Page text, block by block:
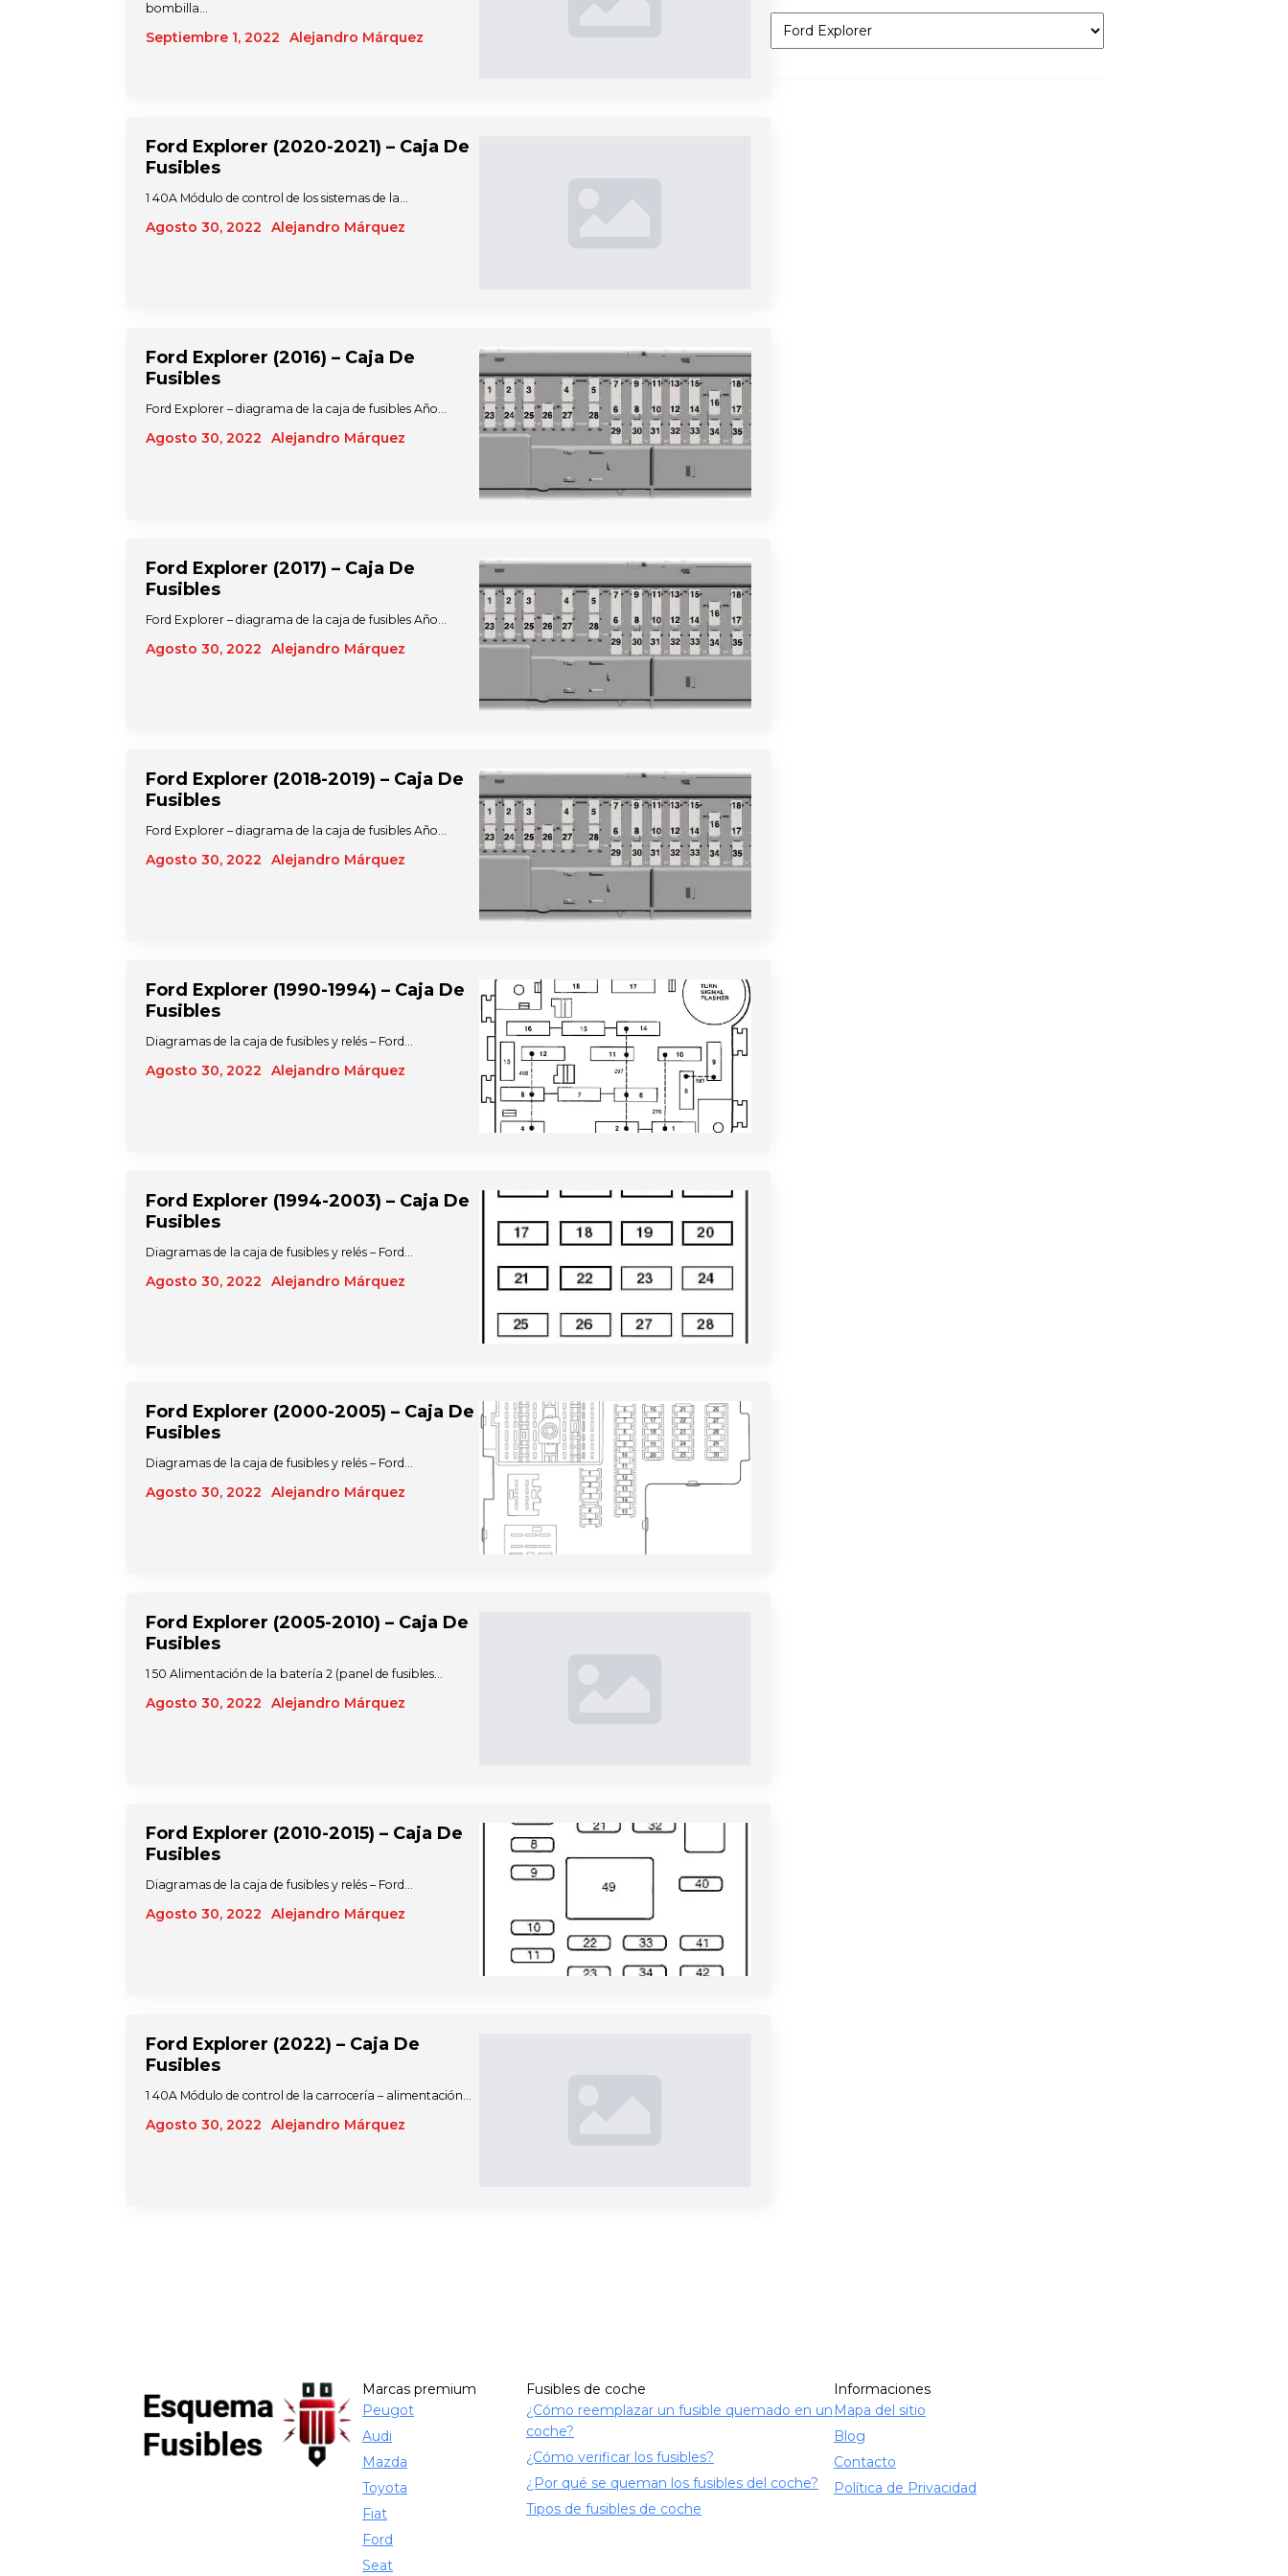
Septiembre 1, 2022 Alejandro Márquez
bombilla…
Ford Explorer (2020-2021) – Caja De
Fusibles
Agosto 30, 2022 Alejandro Márquez
1 40A Módulo de control de los sistemas de la…
Ford Explorer (2016) – Caja De
Fusibles
Agosto 30, 2022 Alejandro Márquez
Ford Explorer – diagrama de la caja de fusibles Año…
Ford Explorer (2017) – Caja De
Fusibles
Agosto 30, 2022 Alejandro Márquez
Ford Explorer – diagrama de la caja de fusibles Año…
Ford Explorer (2018-2019) – Caja De
Fusibles
Agosto 30, 2022 Alejandro Márquez
Ford Explorer – diagrama de la caja de fusibles Año…
Ford Explorer (1990-1994) – Caja De
Fusibles
Agosto 30, 2022 Alejandro Márquez
Diagramas de la caja de fusibles y relés – Ford…
Ford Explorer (1994-2003) – Caja De
Fusibles
Agosto 30, 2022 Alejandro Márquez
Diagramas de la caja de fusibles y relés – Ford…
Ford Explorer (2000-2005) – Caja De
Fusibles
Agosto 30, 2022 Alejandro Márquez
Diagramas de la caja de fusibles y relés – Ford…
Ford Explorer (2005-2010) – Caja De
Fusibles
Agosto 30, 2022 Alejandro Márquez
1 50 Alimentación de la batería 2 (panel de fusibles…
Ford Explorer (2010-2015) – Caja De
Fusibles
Agosto 30, 2022 Alejandro Márquez
Diagramas de la caja de fusibles y relés – Ford…
Ford Explorer (2022) – Caja De
Fusibles
Agosto 30, 2022 Alejandro Márquez
1 40A Módulo de control de la carrocería – alimentación…
Categorías
Marcas premium
Peugot
Audi
Mazda
Toyota
Fiat
Ford
Seat
Fusibles de coche
¿Cómo reemplazar un fusible quemado en un
coche?
¿Cómo verificar los fusibles?
¿Por qué se queman los fusibles del coche?
Tipos de fusibles de coche
Informaciones
Mapa del sitio
Blog
Contacto
Política de Privacidad